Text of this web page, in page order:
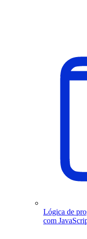
Lógica de
com